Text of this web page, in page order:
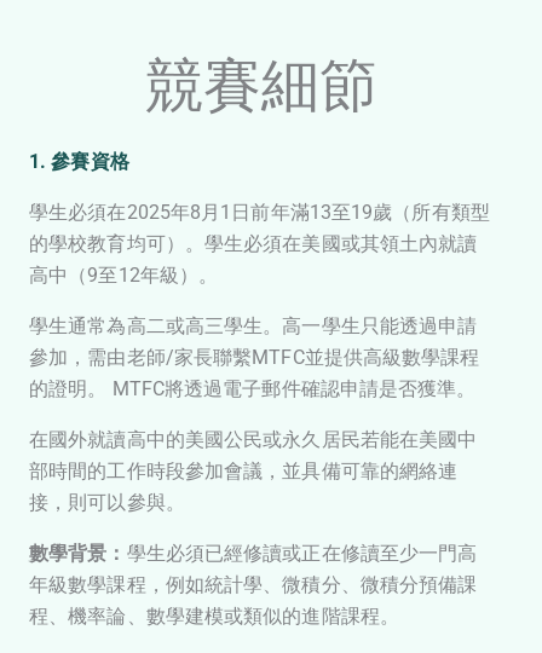
競賽細節
1. 參賽資格
學生必須在2025年8月1日前年滿13至19歲（所有類型
的學校教育均可）。學生必須在美國或其領土內就讀
高中（9至12年級）。
學生通常為高二或高三學生。高一學生只能透過申請
參加，需由老師/家長聯繫MTFC並提供高級數學課程
的證明。 MTFC將透過電子郵件確認申請是否獲準。
在國外就讀高中的美國公民或永久居民若能在美國中
部時間的工作時段參加會議，並具備可靠的網絡連
接，則可以參與。
數學背景： 學生必須已經修讀或正在修讀至少一門高
年級數學課程，例如統計學、微積分、微積分預備課
程、機率論、數學建模或類似的進階課程。